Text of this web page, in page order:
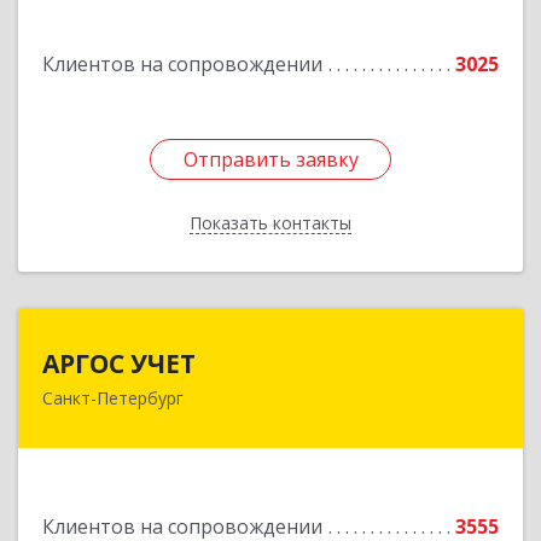
Клиентов на сопровождении 3025
Отправить заявку
Показать контакты
Подробнее
Отправить заявку
Назад
АРГОС УЧЕТ
Санкт-Петербург
Клиентов на сопровождении
3555
196191, Санкт-Петербург г, Конституции пл,